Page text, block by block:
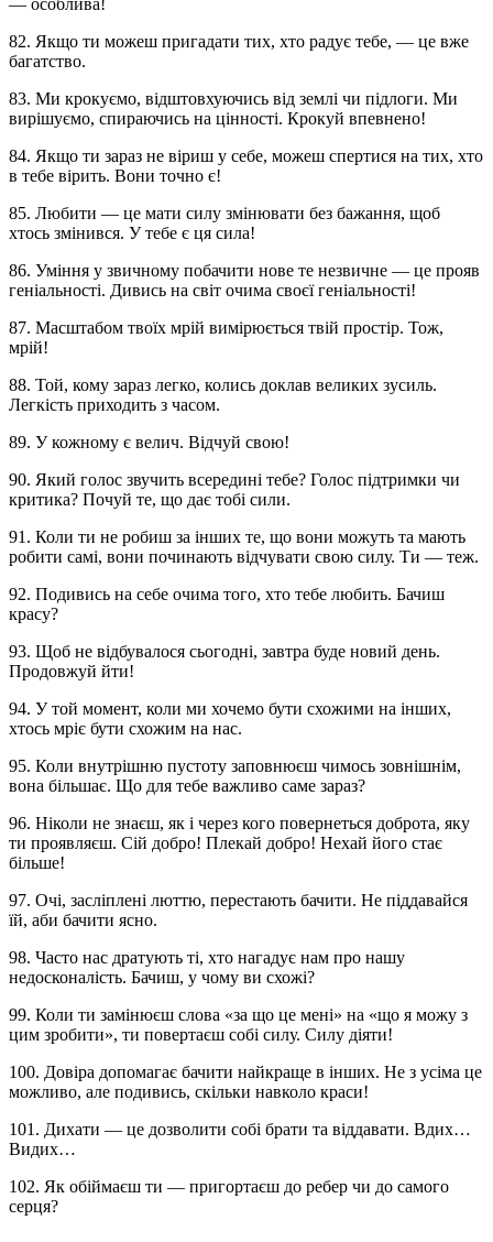
— особлива!
82. Якщо ти можеш пригадати тих, хто радує тебе, — це вже
багатство.
83. Ми крокуємо, відштовхуючись від землі чи підлоги. Ми
вирішуємо, спираючись на цінності. Крокуй впевнено!
84. Якщо ти зараз не віриш у себе, можеш спертися на тих, хто
в тебе вірить. Вони точно є!
85. Любити — це мати силу змінювати без бажання, щоб
хтось змінився. У тебе є ця сила!
86. Уміння у звичному побачити нове те незвичне — це прояв
геніальності. Дивись на світ очима своєї геніальності!
87. Масштабом твоїх мрій вимірюється твій простір. Тож,
мрій!
88. Той, кому зараз легко, колись доклав великих зусиль.
Легкість приходить з часом.
89. У кожному є велич. Відчуй свою!
90. Який голос звучить всередині тебе? Голос підтримки чи
критика? Почуй те, що дає тобі сили.
91. Коли ти не робиш за інших те, що вони можуть та мають
робити самі, вони починають відчувати свою силу. Ти — теж.
92. Подивись на себе очима того, хто тебе любить. Бачиш
красу?
93. Щоб не відбувалося сьогодні, завтра буде новий день.
Продовжуй йти!
94. У той момент, коли ми хочемо бути схожими на інших,
хтось мріє бути схожим на нас.
95. Коли внутрішню пустоту заповнюєш чимось зовнішнім,
вона більшає. Що для тебе важливо саме зараз?
96. Ніколи не знаєш, як і через кого повернеться доброта, яку
ти проявляєш. Сій добро! Плекай добро! Нехай його стає
більше!
97. Очі, засліплені люттю, перестають бачити. Не піддавайся
їй, аби бачити ясно.
98. Часто нас дратують ті, хто нагадує нам про нашу
недосконалість. Бачиш, у чому ви схожі?
99. Коли ти замінюєш слова «за що це мені» на «що я можу з
цим зробити», ти повертаєш собі силу. Силу діяти!
100. Довіра допомагає бачити найкраще в інших. Не з усіма це
можливо, але подивись, скільки навколо краси!
101. Дихати — це дозволити собі брати та віддавати. Вдих…
Видих…
102. Як обіймаєш ти — пригортаєш до ребер чи до самого
серця?